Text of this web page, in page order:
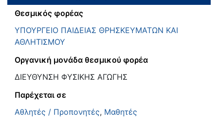
Θεσμικός φορέας
ΥΠΟΥΡΓΕΙΟ ΠΑΙΔΕΙΑΣ ΘΡΗΣΚΕΥΜΑΤΩΝ ΚΑΙ
ΑΘΛΗΤΙΣΜΟΥ
Οργανική μονάδα θεσμικού φορέα
ΔΙΕΥΘΥΝΣΗ ΦΥΣΙΚΗΣ ΑΓΩΓΗΣ
Παρέχεται σε
Αθλητές / Προπονητές, Μαθητές